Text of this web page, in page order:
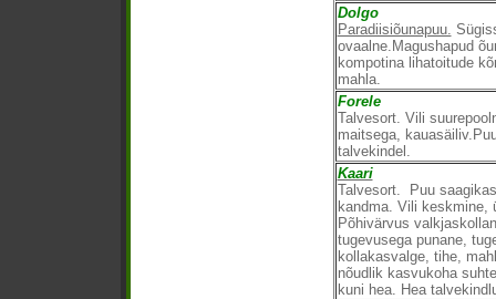
Dolgo
Paradiisiõunapuu.
ovaalne.Magushapud
kompotina lihatoitude
mahla.
Forele
Talvesort. Vili
maitsega,
talvekindel.
Kaari
Talvesort. Puu
kandma. Vili keskmine,
Põhivärvus
tugevusega punane,
kollakasvalge, tihe,
nõudlik kasvukoha
kuni hea. Hea